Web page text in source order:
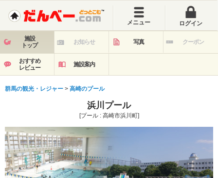
メニュー ログイン
施設
トップ
お知らせ 写真 クーポン
おすすめ
レビュー
施設案内
群馬の観光・レジャー > 高崎のプール
浜川プール
[プール : 高崎市浜川町]